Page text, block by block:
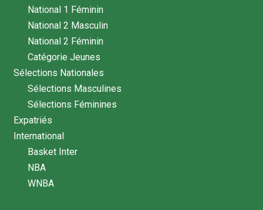
National 1 Féminin
National 2 Masculin
National 2 Féminin
Catégorie Jeunes
Sélections Nationales
Sélections Masculines
Sélections Féminines
Expatriés
International
Basket Inter
NBA
WNBA